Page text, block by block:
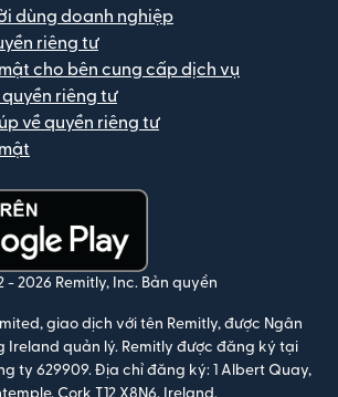
dùng doanh nghiệp
riêng tư
cho bên cung cấp dịch vụ
riêng tư
về quyền riêng tư
mới)
- 2026 Remitly, Inc. Bản quyền
giao dịch với tên Remitly, được Ngân
Ireland quản lý. Remitly được đăng ký tại
ty 629909. Địa chỉ đăng ký: 1 Albert Quay,
Cork T12 X8N6, Ireland.